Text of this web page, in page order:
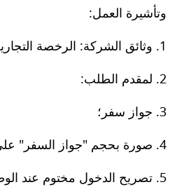
وتأشيرة العمل:
وثائق الشركة: الرخصة
لمقدم الطلب:
جواز سفر؛
صورة بحجم "جواز السفر"
تصريح الدخول مختوم عند